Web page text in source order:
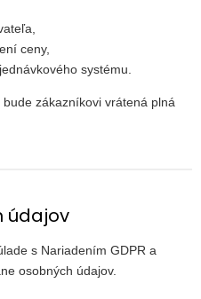
ceny,
systému.
zákazníkovi vrátená plná
údajov
s Nariadením GDPR a
osobných údajov.